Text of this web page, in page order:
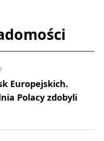
Europejskich.
Polacy zdobyli